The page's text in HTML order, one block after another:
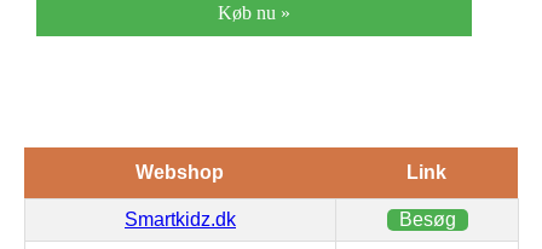
Køb nu »
Webshop Link
Smartkidz.dk Besøg